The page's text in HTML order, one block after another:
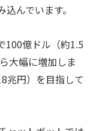
んでいます。
100億ドル（約1.5
大幅に増加しま
兆円）を目指して